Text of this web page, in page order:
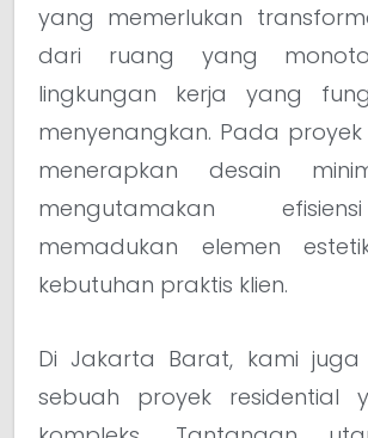
yang memerlukan
dari ruang yang
lingkungan kerja yang
menyenangkan. Pada proyek
menerapkan desain
mengutamakan
memadukan elemen
kebutuhan praktis klien.
Di Jakarta Barat, kami juga
sebuah proyek residential